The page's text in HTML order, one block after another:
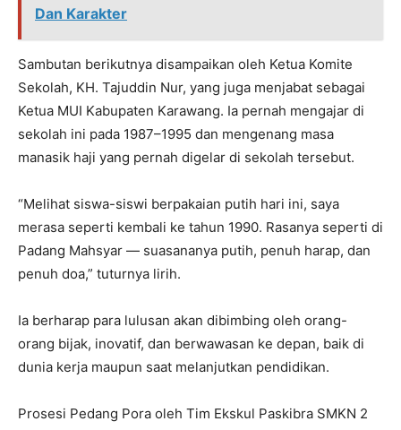
Dan Karakter
Sambutan berikutnya disampaikan oleh Ketua Komite
Sekolah, KH. Tajuddin Nur, yang juga menjabat sebagai
Ketua MUI Kabupaten Karawang. Ia pernah mengajar di
sekolah ini pada 1987–1995 dan mengenang masa
manasik haji yang pernah digelar di sekolah tersebut.
“Melihat siswa-siswi berpakaian putih hari ini, saya
merasa seperti kembali ke tahun 1990. Rasanya seperti di
Padang Mahsyar — suasananya putih, penuh harap, dan
penuh doa,” tuturnya lirih.
Ia berharap para lulusan akan dibimbing oleh orang-
orang bijak, inovatif, dan berwawasan ke depan, baik di
dunia kerja maupun saat melanjutkan pendidikan.
Prosesi Pedang Pora oleh Tim Ekskul Paskibra SMKN 2